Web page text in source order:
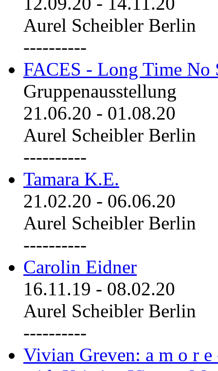
Aurel Scheibler Berlin
----------
FACES - Long Time No
Gruppenausstellung
21.06.20 - 01.08.20
Aurel Scheibler Berlin
----------
Tamara K.E.
21.02.20 - 06.06.20
Aurel Scheibler Berlin
----------
Carolin Eidner
16.11.19 - 08.02.20
Aurel Scheibler Berlin
----------
Vivian Greven: a m o r